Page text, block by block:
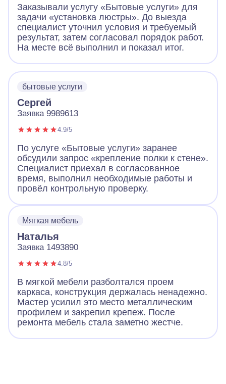
Заказывали услугу «Бытовые услуги» для
задачи «установка люстры». До выезда
специалист уточнил условия и требуемый
результат, затем согласовал порядок работ.
На месте всё выполнил и показал итог.
бытовые услуги
Сергей
Заявка 9989613
4.9/5
По услуге «Бытовые услуги» заранее
обсудили запрос «крепление полки к стене».
Специалист приехал в согласованное
время, выполнил необходимые работы и
провёл контрольную проверку.
Мягкая мебель
Наталья
Заявка 1493890
4.8/5
В мягкой мебели разболтался проем
каркаса, конструкция держалась ненадежно.
Мастер усилил это место металлическим
профилем и закрепил крепеж. После
ремонта мебель стала заметно жестче.